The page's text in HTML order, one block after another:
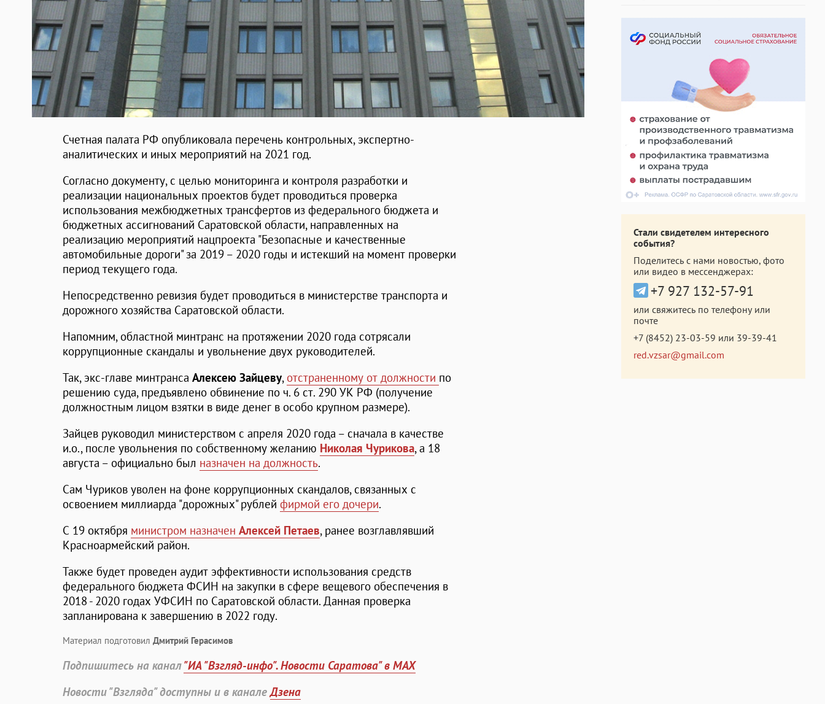
Счетная палата РФ опубликовала перечень контрольных, экспертно-
аналитических и иных мероприятий на 2021 год.
Согласно документу, с целью мониторинга и контроля разработки и
реализации национальных проектов будет проводиться проверка
использования межбюджетных трансфертов из федерального бюджета и
бюджетных ассигнований Саратовской области, направленных на
реализацию мероприятий нацпроекта "Безопасные и качественные
автомобильные дороги" за 2019 – 2020 годы и истекший на момент проверки
период текущего года.
Непосредственно ревизия будет проводиться в министерстве транспорта и
дорожного хозяйства Саратовской области.
Напомним, областной минтранс на протяжении 2020 года сотрясали
коррупционные скандалы и увольнение двух руководителей.
Так, экс-главе минтранса Алексею Зайцеву, отстраненному от должности по
решению суда, предъявлено обвинение по ч. 6 ст. 290 УК РФ (получение
должностным лицом взятки в виде денег в особо крупном размере).
Зайцев руководил министерством с апреля 2020 года – сначала в качестве
и.о., после увольнения по собственному желанию Николая Чурикова, а 18
августа – официально был назначен на должность.
Сам Чуриков уволен на фоне коррупционных скандалов, связанных с
освоением миллиарда "дорожных" рублей фирмой его дочери.
С 19 октября министром назначен Алексей Петаев, ранее возглавлявший
Красноармейский район.
Также будет проведен аудит эффективности использования средств
федерального бюджета ФСИН на закупки в сфере вещевого обеспечения в
2018 - 2020 годах УФСИН по Саратовской области. Данная проверка
запланирована к завершению в 2022 году.
Материал подготовил Дмитрий Герасимов
Подпишитесь на канал"ИА "Взгляд-инфо". Новости Саратова" в MAX
Новости "Взгляда" доступны и в каналеДзена
Стали свидетелем интересного
события?
Поделитесь с нами новостью, фото
или видео в мессенджерах:
+7 927 132-57-91
или свяжитесь по телефону или
почте
+7 (8452) 23-03-59 или 39-39-41
red.vzsar@gmail.com